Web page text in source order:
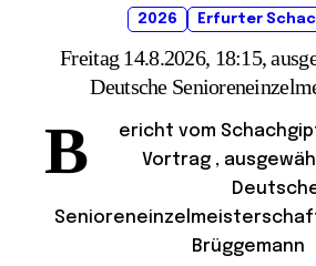
2026 Erfurter
Freitag 14.8.2026, 18:15,
Deutsche
B
ericht vom
Vortrag ,
Brüggemann